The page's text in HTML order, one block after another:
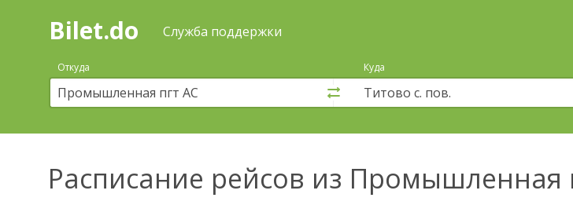
Поиск
покупка
билетов
автобус
онлайн
Bilet.do Служба поддержки
Откуда Куда
Расписание рейсов из Промышленная